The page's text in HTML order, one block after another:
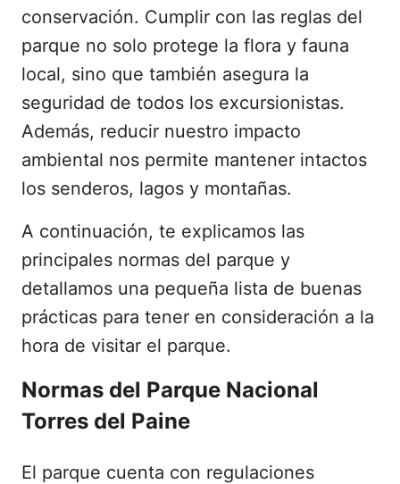
conservación. Cumplir con las reglas del
parque no solo protege la flora y fauna
local, sino que también asegura la
seguridad de todos los excursionistas.
Además, reducir nuestro impacto
ambiental nos permite mantener intactos
los senderos, lagos y montañas.
A continuación, te explicamos las
principales normas del parque y
detallamos una pequeña lista de buenas
prácticas para tener en consideración a la
hora de visitar el parque.
Normas del Parque Nacional
Torres del Paine
El parque cuenta con regulaciones